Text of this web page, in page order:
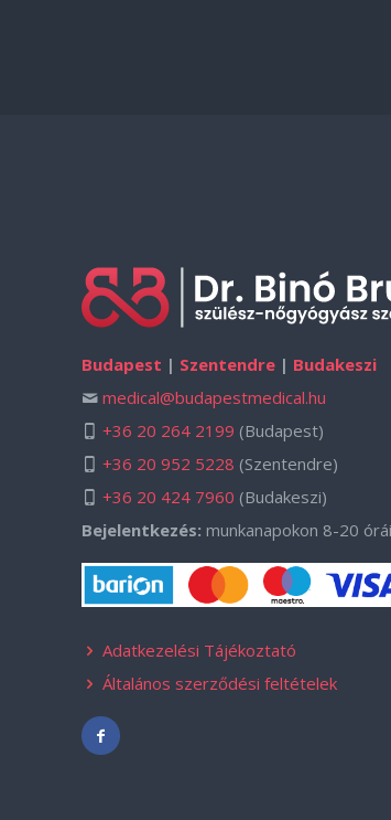
Budapest | Szentendre | Budakeszi
medical@budapestmedical.hu
+36 20 264 2199 (Budapest)
+36 20 952 5228 (Szentendre)
+36 20 424 7960 (Budakeszi)
Bejelentkezés: munkanapokon 8-20
Adatkezelési Tájékoztató
Általános szerződési feltételek